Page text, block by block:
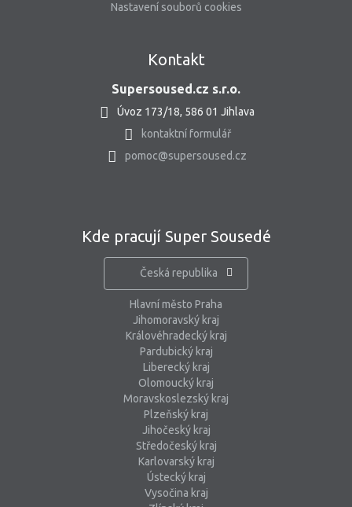
Nastavení souborů cookies
Kontakt
Supersoused.cz s.r.o.
Úvoz 173/18, 586 01 Jihlava
kontaktní formulář
pomoc@supersoused.cz
Kde pracují Super Sousedé
Česká republika
Hlavní město Praha
Jihomoravský kraj
Královéhradecký kraj
Pardubický kraj
Liberecký kraj
Olomoucký kraj
Moravskoslezský kraj
Plzeňský kraj
Jihočeský kraj
Středočeský kraj
Karlovarský kraj
Ústecký kraj
Vysočina kraj